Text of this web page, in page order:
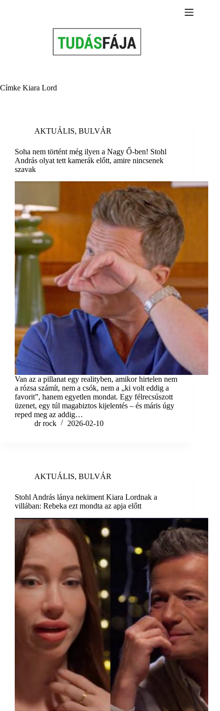
Címke Kiara Lord
AKTUÁLIS, BULVÁR
Soha nem történt még ilyen a Nagy Ő-ben! Stohl
András olyat tett kamerák előtt, amire nincsenek
szavak
Van az a pillanat egy realityben, amikor hirtelen nem
a rózsa számít, nem a csók, nem a „ki volt eddig a
favorit”, hanem egyetlen mondat. Egy félrecsúszott
üzenet, egy túl magabiztos kijelentés – és máris úgy
reped meg az addig…
dr rock
2026-02-10
AKTUÁLIS, BULVÁR
Stohl András lánya nekiment Kiara Lordnak a
villában: Rebeka ezt mondta az apja előtt